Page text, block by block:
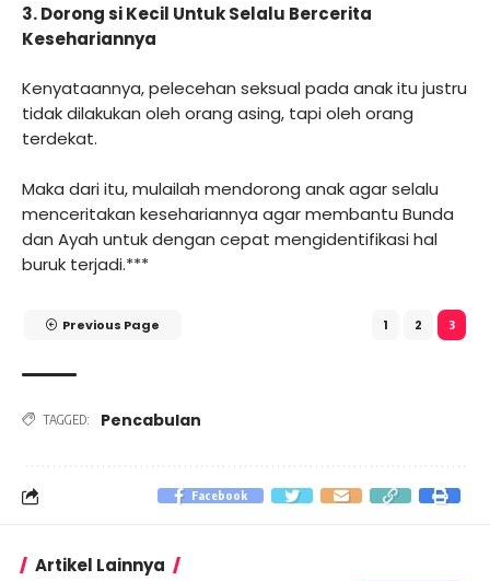
3. Dorong si Kecil Untuk Selalu Bercerita
Kesehariannya
Kenyataannya, pelecehan seksual pada anak itu justru
tidak dilakukan oleh orang asing, tapi oleh orang
terdekat.
Maka dari itu, mulailah mendorong anak agar selalu
menceritakan kesehariannya agar membantu Bunda
dan Ayah untuk dengan cepat mengidentifikasi hal
buruk terjadi.***
Previous Page 1 2 3
TAGGED: Pencabulan
Facebook
Artikel Lainnya